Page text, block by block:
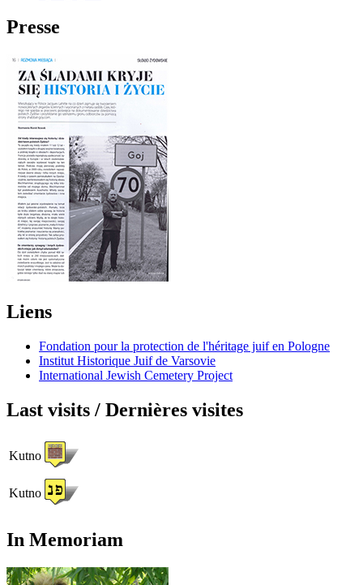
Presse
Liens
Fondation pour la protection de l'héritage juif en Pologne
Institut Historique Juif de Varsovie
International Jewish Cemetery Project
Last visits / Dernières visites
Kutno
Kutno
In Memoriam